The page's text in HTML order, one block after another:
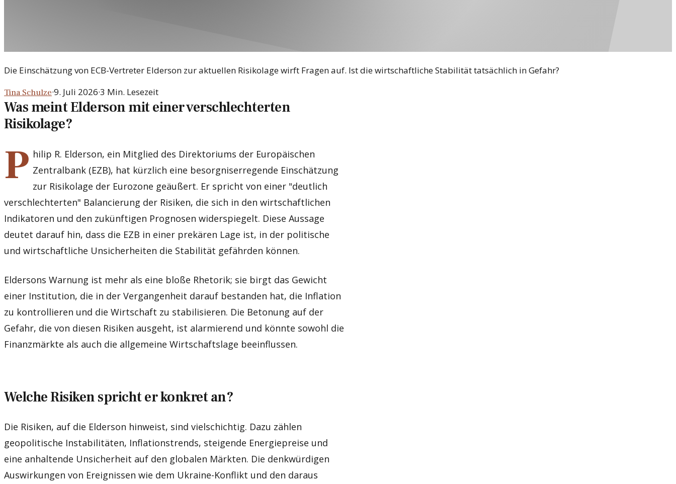
Die Einschätzung von ECB-Vertreter Elderson zur aktuellen Risikolage wirft Fragen auf. Ist die wirtschaftliche Stabilität tatsächlich in Gefahr?
Tina Schulze·9. Juli 2026·3 Min. Lesezeit
Was meint Elderson mit einer verschlechterten
Risikolage?
P hilip R. Elderson, ein Mitglied des Direktoriums der Europäischen
Zentralbank (EZB), hat kürzlich eine besorgniserregende Einschätzung
zur Risikolage der Eurozone geäußert. Er spricht von einer "deutlich
verschlechterten" Balancierung der Risiken, die sich in den wirtschaftlichen
Indikatoren und den zukünftigen Prognosen widerspiegelt. Diese Aussage
deutet darauf hin, dass die EZB in einer prekären Lage ist, in der politische
und wirtschaftliche Unsicherheiten die Stabilität gefährden können.
Eldersons Warnung ist mehr als eine bloße Rhetorik; sie birgt das Gewicht
einer Institution, die in der Vergangenheit darauf bestanden hat, die Inflation
zu kontrollieren und die Wirtschaft zu stabilisieren. Die Betonung auf der
Gefahr, die von diesen Risiken ausgeht, ist alarmierend und könnte sowohl die
Finanzmärkte als auch die allgemeine Wirtschaftslage beeinflussen.
Welche Risiken spricht er konkret an?
Die Risiken, auf die Elderson hinweist, sind vielschichtig. Dazu zählen
geopolitische Instabilitäten, Inflationstrends, steigende Energiepreise und
eine anhaltende Unsicherheit auf den globalen Märkten. Die denkwürdigen
Auswirkungen von Ereignissen wie dem Ukraine-Konflikt und den daraus